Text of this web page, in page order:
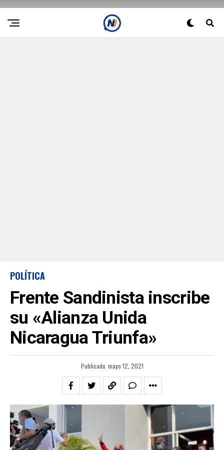
POLÍTICA
Frente Sandinista inscribe
su «Alianza Unida
Nicaragua Triunfa»
Publicado mayo 12, 2021